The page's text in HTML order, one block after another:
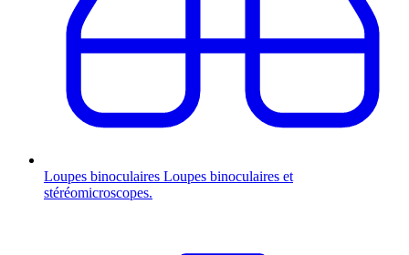
Loupes binoculaires Loupes binoculaires et
stéréomicroscopes.